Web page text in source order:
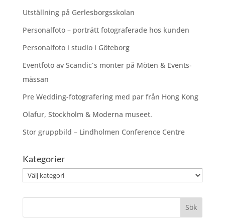
Utställning på Gerlesborgsskolan
Personalfoto – porträtt fotograferade hos kunden
Personalfoto i studio i Göteborg
Eventfoto av Scandic´s monter på Möten & Events-
mässan
Pre Wedding-fotografering med par från Hong Kong
Olafur, Stockholm & Moderna museet.
Stor gruppbild – Lindholmen Conference Centre
Kategorier
Kategorier